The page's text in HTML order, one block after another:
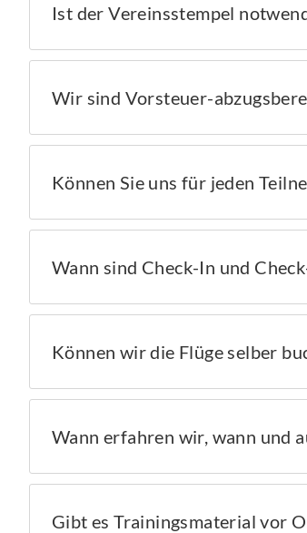
Ist der Vereinsstempel
Wir sind Vorsteuer-
Können Sie uns für jeden
Wann sind Check-In und
Können wir die Flüge selber
Wann erfahren wir, wann und
Gibt es Trainingsmaterial vor